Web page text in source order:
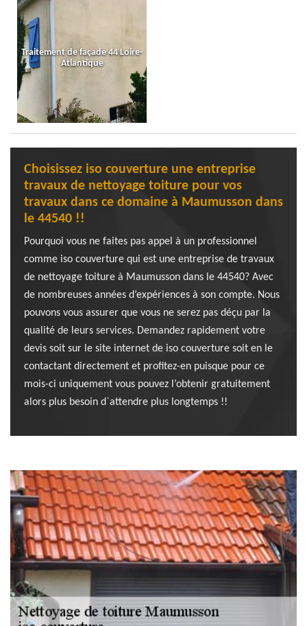
Traitement de façade 44 Loire-
Atlantique
Choisissez iso couverture une entreprise
travaux de nettoyage toiture pour vos
travaux dans ce domaine à Maumusson dans
le 44540 !!
Pourquoi vous ne faites pas appel à un professionnel
comme iso couverture qui est une entreprise de travaux
de nettoyage toiture à Maumusson dans le 44540? Avec
de nombreuses années d’expériences à son compte. Nous
pouvons vous assurer que vous ne serez pas déçu par la
qualité de leurs services. Demandez rapidement votre
devis soit sur le site internet de iso couverture soit en le
contactant directement et profitez-en puisque pour ce
mois-ci uniquement vous pouvez l’obtenir gratuitement
alors plus besoin d`attendre plus longtemps !!